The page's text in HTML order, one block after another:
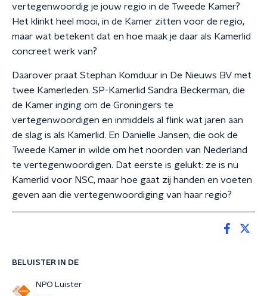
BELUISTER IN DE
NPO Luister
vertegenwoordig je jouw regio in de Tweede Kamer?
Het klinkt heel mooi, in de Kamer zitten voor de regio,
maar wat betekent dat en hoe maak je daar als Kamerlid
concreet werk van?
Daarover praat Stephan Komduur in De Nieuws BV met
twee Kamerleden. SP-Kamerlid Sandra Beckerman, die
de Kamer inging om de Groningers te
vertegenwoordigen en inmiddels al flink wat jaren aan
de slag is als Kamerlid. En Danielle Jansen, die ook de
Tweede Kamer in wilde om het noorden van Nederland
te vertegenwoordigen. Dat eerste is gelukt: ze is nu
Kamerlid voor NSC, maar hoe gaat zij handen en voeten
geven aan die vertegenwoordiging van haar regio?